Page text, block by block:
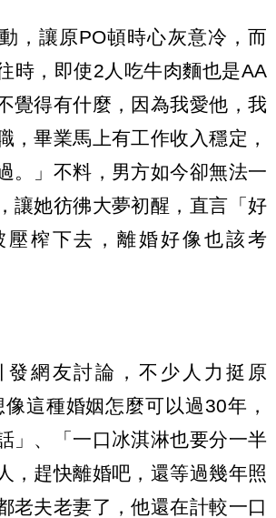
，讓原PO頓時心灰意冷，而
時，即使2人吃牛肉麵也是AA
覺得有什麼，因為我愛他，我
，畢業馬上有工作收入穩定，
。」不料，男方如今卻無法一
讓她彷彿大夢初醒，直言「好
壓榨下去，離婚好像也該考
發網友討論，不少人力挺原
這種婚姻怎麼可以過30年，
」、「一口冰淇淋也要分一半
，趕快離婚吧，還等過幾年照
老夫老妻了，他還在計較一口